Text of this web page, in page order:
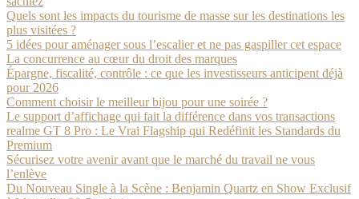
Quels sont les impacts du tourisme de masse sur les destinations les
plus visitées ?
5 idées pour aménager sous l’escalier et ne pas gaspiller cet espace
La concurrence au cœur du droit des marques
Épargne, fiscalité, contrôle : ce que les investisseurs anticipent déjà
pour 2026
Comment choisir le meilleur bijou pour une soirée ?
Le support d’affichage qui fait la différence dans vos transactions
realme GT 8 Pro : Le Vrai Flagship qui Redéfinit les Standards du
Premium
Sécurisez votre avenir avant que le marché du travail ne vous
l’enlève
Du Nouveau Single à la Scène : Benjamin Quartz en Show Exclusif